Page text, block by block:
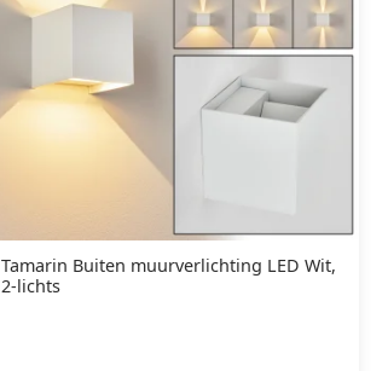
Tamarin Buiten muurverlichting LED Wit,
2-lichts